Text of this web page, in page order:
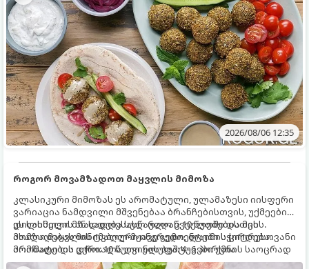
2026/08/06 12:35
როგორ მოვამზადოთ მაყვლის მიმოზა
კლასიკური მიმოზას ეს არომატული, ულამაზესი იისფერი
ვარიაცია ნამდვილი მშვენებაა ბრანჩებისთვის, უქმეების
დილისთვის ან სადღესასწაულო წვეულებებისთვის.
ახალი მაყვლის ტკბილ-მჟავე გემო, ლაიმის ციტრუსოვანი
არომატი და ცქრიალა ღვინის ბუშტუკები ქმნის საოცრად
დახვეწილ და მაგრილებელ კოქტეილს.
ეს სასმელი მზადდება სულ რაღაც 10 წუთში და მის
მომზადებას მინიმალური ინგრედიენტები სჭირდება.
მომზადების დრო: 10 წუთი ულუფა: 4–6 პორცია